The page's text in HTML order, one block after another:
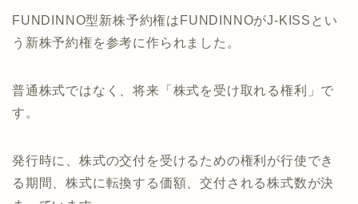
FUNDINNO型新株予約権はFUNDINNOがJ-KISSとい
う新株予約権を参考に作られました。
普通株式ではなく、将来「株式を受け取れる権利」で
す。
発行時に、株式の交付を受けるための権利が行使でき
る期間、株式に転換する価額、交付される株式数が決